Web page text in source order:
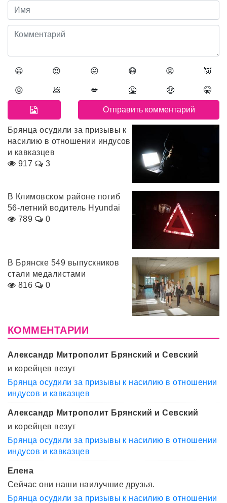
😀 😍 😛 😷 😡 👿
😖 💩 💋 🤮 🤑 🤫
Брянца осудили за призывы к
насилию в отношении индусов
и кавказцев
917
3
В Климовском районе погиб
56-летний водитель Hyundai
789
0
В Брянске 549 выпускников
стали медалистами
816
0
КОММЕНТАРИИ
Александр Митрополит Брянский и Севский
и корейцев везут
Брянца осудили за призывы к насилию в отношении
индусов и кавказцев
Александр Митрополит Брянский и Севский
и корейцев везут
Брянца осудили за призывы к насилию в отношении
индусов и кавказцев
Елена
Сейчас они наши наилучшие друзья.
Брянца осудили за призывы к насилию в отношении